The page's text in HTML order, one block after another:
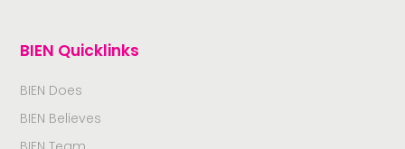
BIEN Quicklinks
BIEN Does
BIEN Believes